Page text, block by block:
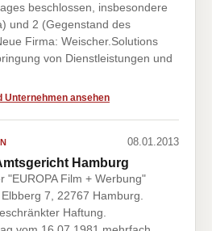
beschlossen, insbesondere
und 2 (Gegenstand des
Firma: Weischer.Solutions
von Dienstleistungen und
Unternehmen ansehen
08.01.2013
Hamburg
"EUROPA Film + Werbung"
7, 22767 Hamburg.
Haftung.